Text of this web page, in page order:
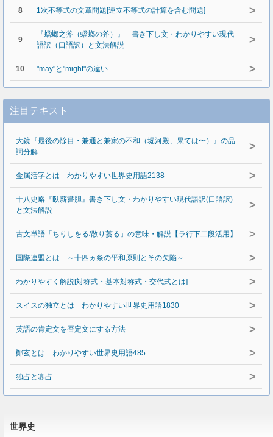
8 1次不等式の文章問題[連立不等式の計算を含む問題] >
9
『蟷螂之斧（蟷螂の斧）』 書き下し文・わかりやすい現代
語訳（口語訳）と文法解説
>
10 "may"と"might"の違い >
注目テキスト
大鏡『最後の除目・兼通と兼家の不和（堀河殿、果ては〜）』の品
詞分解
>
金属活字とは わかりやすい世界史用語2138 >
十八史略『臥薪嘗胆』書き下し文・わかりやすい現代語訳(口語訳)
と文法解説
>
古文単語「ちりしをる/散り萎る」の意味・解説【ラ行下二段活用】 >
国際連盟とは ～十四ヵ条の平和原則とその欠陥～ >
わかりやすく解説[対称式・基本対称式・交代式とは] >
スイスの独立とは わかりやすい世界史用語1830 >
英語の肯定文を否定文にする方法 >
鄭玄とは わかりやすい世界史用語485 >
独占と寡占 >
世界史